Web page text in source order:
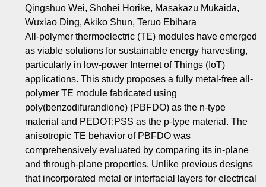
Qingshuo Wei, Shohei Horike, Masakazu Mukaida,
Wuxiao Ding, Akiko Shun, Teruo Ebihara
All-polymer thermoelectric (TE) modules have emerged
as viable solutions for sustainable energy harvesting,
particularly in low-power Internet of Things (IoT)
applications. This study proposes a fully metal-free all-
polymer TE module fabricated using
poly(benzodifurandione) (PBFDO) as the n-type
material and PEDOT:PSS as the p-type material. The
anisotropic TE behavior of PBFDO was
comprehensively evaluated by comparing its in-plane
and through-plane properties. Unlike previous designs
that incorporated metal or interfacial layers for electrical